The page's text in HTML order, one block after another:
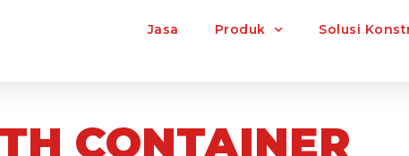
Jasa Produk Solusi
CONTAINER